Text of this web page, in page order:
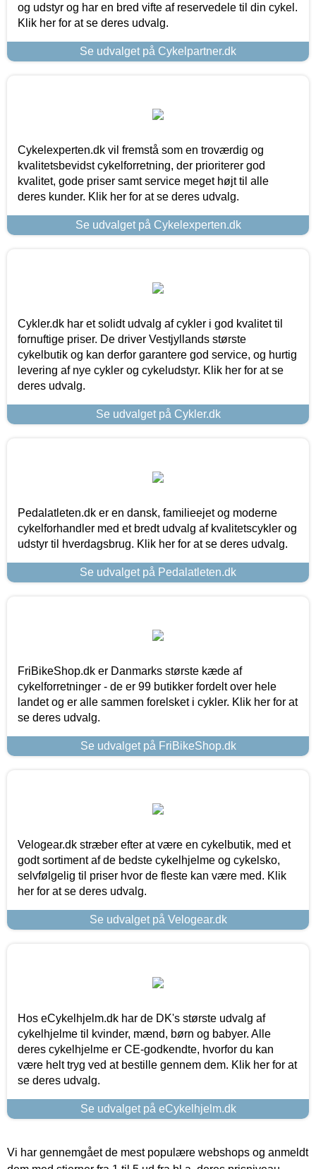
og udstyr og har en bred vifte af reservedele til din cykel.
Klik her for at se deres udvalg.
Se udvalget på Cykelpartner.dk
Cykelexperten.dk vil fremstå som en troværdig og
kvalitetsbevidst cykelforretning, der prioriterer god
kvalitet, gode priser samt service meget højt til alle
deres kunder. Klik her for at se deres udvalg.
Se udvalget på Cykelexperten.dk
Cykler.dk har et solidt udvalg af cykler i god kvalitet til
fornuftige priser. De driver Vestjyllands største
cykelbutik og kan derfor garantere god service, og hurtig
levering af nye cykler og cykeludstyr. Klik her for at se
deres udvalg.
Se udvalget på Cykler.dk
Pedalatleten.dk er en dansk, familieejet og moderne
cykelforhandler med et bredt udvalg af kvalitetscykler og
udstyr til hverdagsbrug. Klik her for at se deres udvalg.
Se udvalget på Pedalatleten.dk
FriBikeShop.dk er Danmarks største kæde af
cykelforretninger - de er 99 butikker fordelt over hele
landet og er alle sammen forelsket i cykler. Klik her for at
se deres udvalg.
Se udvalget på FriBikeShop.dk
Velogear.dk stræber efter at være en cykelbutik, med et
godt sortiment af de bedste cykelhjelme og cykelsko,
selvfølgelig til priser hvor de fleste kan være med. Klik
her for at se deres udvalg.
Se udvalget på Velogear.dk
Hos eCykelhjelm.dk har de DK's største udvalg af
cykelhjelme til kvinder, mænd, børn og babyer. Alle
deres cykelhjelme er CE-godkendte, hvorfor du kan
være helt tryg ved at bestille gennem dem. Klik her for at
se deres udvalg.
Se udvalget på eCykelhjelm.dk
Vi har gennemgået de mest populære webshops og anmeldt